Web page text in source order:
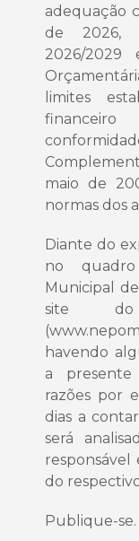
adequação
de 2026,
2026/
limites
maio de
normas dos
Diante do
no
Municipal
site do
havendo
a presente
razões por
dias a
será
responsável
do
Publique-se.